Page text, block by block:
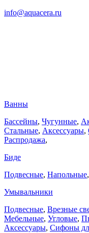
info@aquacera.ru
Ванны
Бассейны, Чугунные,
Стальные, Аксессуары,
Распродажа,
Биде
Подвесные, Напольные,
Умывальники
Подвесные, Врезные
Мебельные, Угловые,
Аксессуары, Сифоны